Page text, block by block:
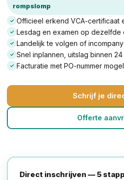
rompslomp
✓ Officieel erkend VCA-certificaat
✓ Lesdag en examen op dezelfde
✓ Landelijk te volgen of
✓ Snel inplannen, uitslag binnen 24
✓ Facturatie met PO-nummer
Schrijf je
Offerte
Direct inschrijven — 5